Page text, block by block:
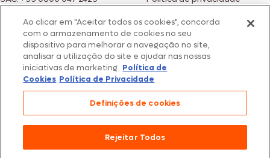
Fotos meramente ilustrativas | Ofertas válidas enquanto durarem os
estoques dos nossos parceiros | Vendas sujeitas a análise e confirmação
de dados.
Os preços, promoções e condições de pagamento são válidos
exclusivamente para compras efetuadas em nossos parceiros.
Todos os produtos estão sujeitos a disponibilidade de estoque.
São Paulo/SP – CEP 05.118-100
© 2026 Seara. Todos os direitos reservados
Ao clicar em "Aceitar todos os cookies", concorda
com o armazenamento de cookies no seu
dispositivo para melhorar a navegação no site,
analisar a utilização do site e ajudar nas nossas
iniciativas de marketing. Política de
Cookies Política de Privacidade
Definições de cookies
Rejeitar Todos